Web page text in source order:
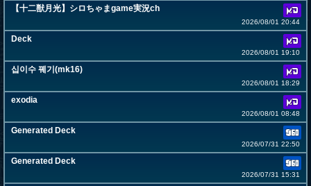
【十二獣月光】シロちゃまgame実況ch
2026/08/01 20:44
Deck
2026/08/01 19:10
십이수 꿰기(mk16)
2026/08/01 18:29
exodia
2026/08/01 08:48
Generated Deck
2026/07/31 22:50
Generated Deck
2026/07/31 15:31